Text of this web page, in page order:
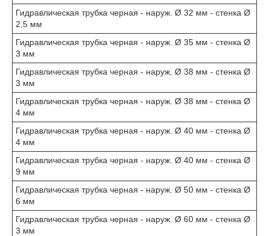
Гидравлическая трубка черная - наруж. Ø 32 мм - стенка Ø
2,5 мм
Гидравлическая трубка черная - наруж. Ø 35 мм - стенка Ø
3 мм
Гидравлическая трубка черная - наруж. Ø 38 мм - стенка Ø
3 мм
Гидравлическая трубка черная - наруж. Ø 38 мм - стенка Ø
4 мм
Гидравлическая трубка черная - наруж. Ø 40 мм - стенка Ø
4 мм
Гидравлическая трубка черная - наруж. Ø 40 мм - стенка Ø
9 мм
Гидравлическая трубка черная - наруж. Ø 50 мм - стенка Ø
6 мм
Гидравлическая трубка черная - наруж. Ø 60 мм - стенка Ø
3 мм